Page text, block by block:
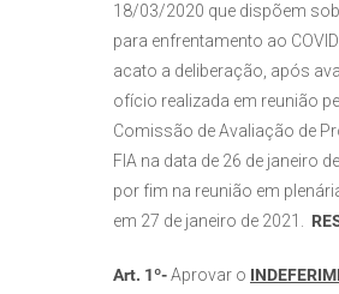
18/03/2020 que dispõem
para enfrentamento ao
acato a deliberação, após
ofício realizada em reunião
Comissão de Avaliação de
FIA na data de 26 de janeiro
por fim na reunião em
em 27 de janeiro de 2021.
Art. 1º-Aprovar o